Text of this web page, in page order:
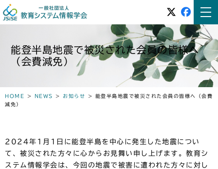
能登半島地震で被災された会員の皆様へ
（会費減免）
HOME > NEWS > お知らせ > 能登半島地震で被災された会員の皆様へ（会費
減免）
2024年1月1日に能登半島を中心に発生した地震につい
て、被災された方々に心からお見舞い申し上げます。教育シ
ステム情報学会は、今回の地震で被害に遭われた方々に対し